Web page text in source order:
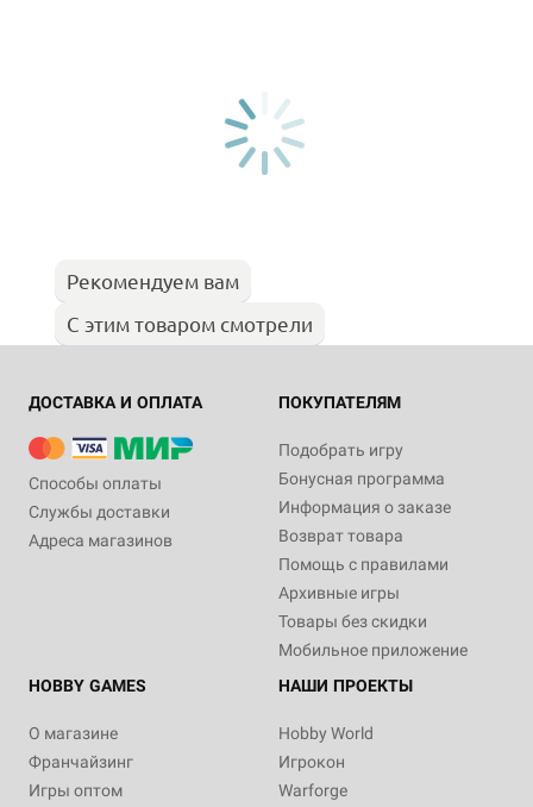
Рекомендуем вам
С этим товаром смотрели
ДОСТАВКА И ОПЛАТА
Способы оплаты
Службы доставки
Адреса магазинов
ПОКУПАТЕЛЯМ
Подобрать игру
Бонусная программа
Информация о заказе
Возврат товара
Помощь с правилами
Архивные игры
Товары без скидки
Мобильное приложение
HOBBY GAMES
О магазине
Франчайзинг
Игры оптом
НАШИ ПРОЕКТЫ
Hobby World
Игрокон
Warforge